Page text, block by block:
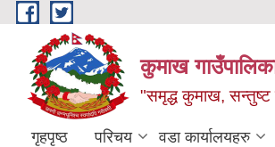
Skip to main content
कुमाख
"समृद्ध कुमाख, सन्तुष्ट
गृहपृष्ठ परिचय वडा कार्यालयहरु